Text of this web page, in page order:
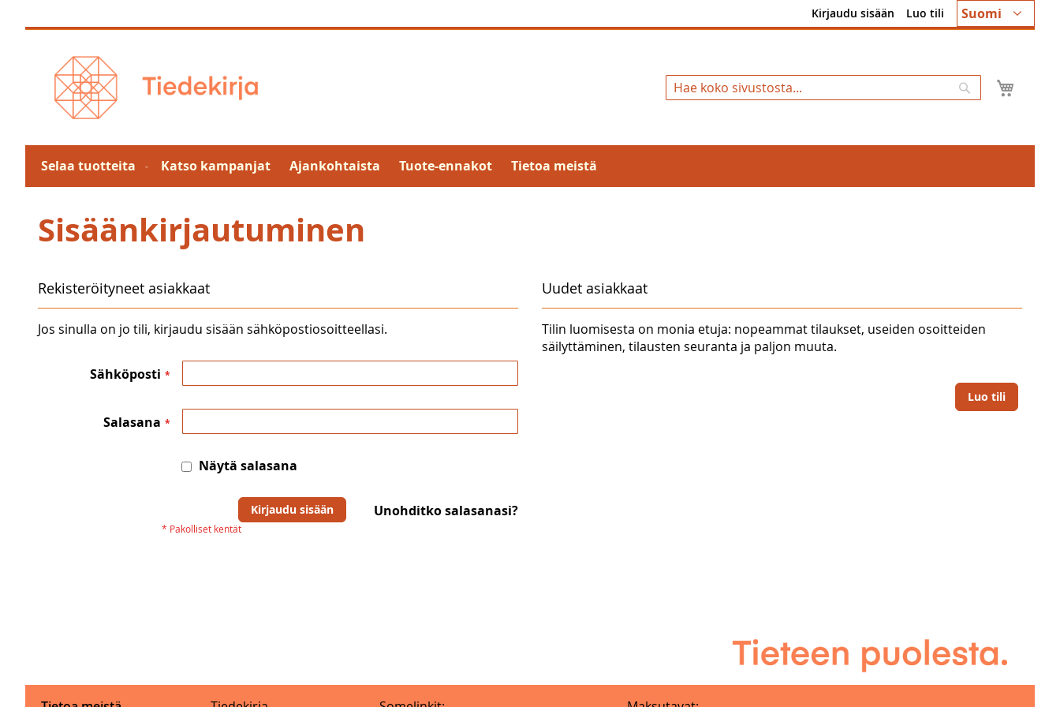
to
Kieli
Suomi
Kirjaudu sisään Luo tili
Hae
Selaa tuotteita Katso kampanjat Ajankohtaista Tuote-ennakot Tietoa meistä
Sisäänkirjautuminen
Rekisteröityneet asiakkaat
Jos sinulla on jo tili, kirjaudu sisään sähköpostiosoitteellasi.
Sähköposti
Salasana
Näytä salasana
Kirjaudu sisään Unohditko salasanasi?
Uudet asiakkaat
Tilin luomisesta on monia etuja: nopeammat tilaukset, useiden osoitteiden
säilyttäminen, tilausten seuranta ja paljon muuta.
Luo tili